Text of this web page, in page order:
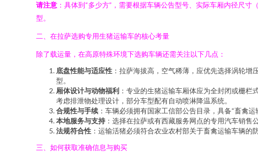
请注意 ：具体到“多少方”，需要根据车辆公告型号、实际车厢内径尺
型。
二、在拉萨选购专用生猪运输车的核心考量
除了载运量，在高原特殊环境下选购车辆还需关注以下几点：
底盘性能与适应性 ：拉萨海拔高，空气稀薄，应优先选择涡轮
型。
厢体设计与动物福利 ：专业的生猪运输车厢体应为全封闭或栅
考虑排泄物处理设计，部分车型配有自动喷淋降温系统。
合规性与手续 ：车辆必须拥有国家工信部公告目录，具备“畜禽
本地服务与支持 ：选择在拉萨或有西藏服务网点的专用汽车销售
法规符合性 ：运输活猪必须符合农业农村部关于畜禽运输车辆的
三、如何获取准确信息与购买